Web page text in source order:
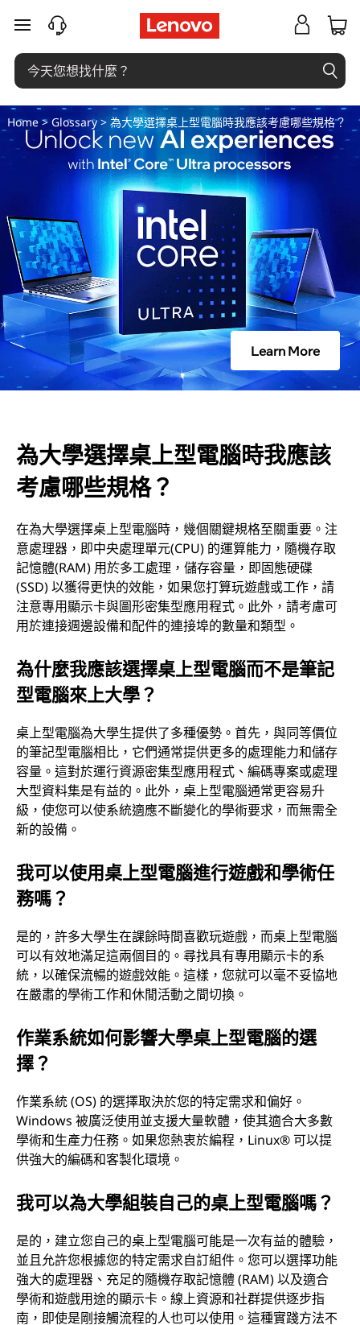
為
大
學
選
擇
上
型
電
腦
時
應
該
考
慮
哪
規
格
？
跳至主要內容
Home> Glossary> 為大學選擇桌上型電腦時我應該考慮哪些規格？
Learn More
為大學選擇桌上型電腦時我應該
考慮哪些規格？
在為大學選擇桌上型電腦時，幾個關鍵規格至關重要。注
意處理器，即中央處理單元(CPU) 的運算能力，隨機存取
記憶體(RAM) 用於多工處理，儲存容量，即固態硬碟
(SSD) 以獲得更快的效能，如果您打算玩遊戲或工作，請
注意專用顯示卡與圖形密集型應用程式。此外，請考慮可
用於連接週邊設備和配件的連接埠的數量和類型。
為什麼我應該選擇桌上型電腦而不是筆記
型電腦來上大學？
桌上型電腦為大學生提供了多種優勢。首先，與同等價位
的筆記型電腦相比，它們通常提供更多的處理能力和儲存
容量。這對於運行資源密集型應用程式、編碼專案或處理
大型資料集是有益的。此外，桌上型電腦通常更容易升
級，使您可以使系統適應不斷變化的學術要求，而無需全
新的設備。
我可以使用桌上型電腦進行遊戲和學術任
務嗎？
是的，許多大學生在課餘時間喜歡玩遊戲，而桌上型電腦
可以有效地滿足這兩個目的。尋找具有專用顯示卡的系
統，以確保流暢的遊戲效能。這樣，您就可以毫不妥協地
在嚴肅的學術工作和休閒活動之間切換。
作業系統如何影響大學桌上型電腦的選
擇？
作業系統 (OS) 的選擇取決於您的特定需求和偏好。
Windows 被廣泛使用並支援大量軟體，使其適合大多數
學術和生產力任務。如果您熱衷於編程，Linux® 可以提
供強大的編碼和客製化環境。
我可以為大學組裝自己的桌上型電腦嗎？
是的，建立您自己的桌上型電腦可能是一次有益的體驗，
並且允許您根據您的特定需求自訂組件。您可以選擇功能
強大的處理器、充足的隨機存取記憶體 (RAM) 以及適合
學術和遊戲用途的顯示卡。線上資源和社群提供逐步指
南，即使是剛接觸流程的人也可以使用。這種實踐方法不